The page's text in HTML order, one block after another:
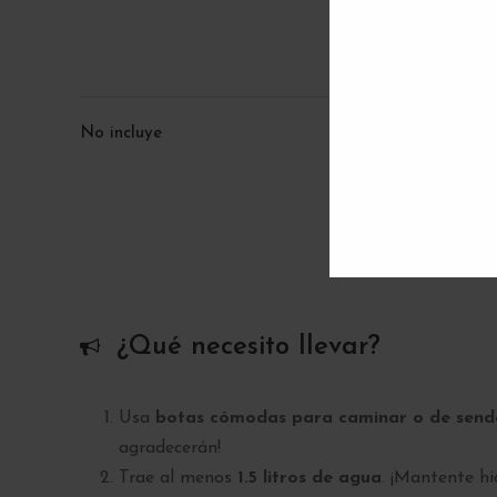
No incluye
¿Qué necesito llevar?
Usa botas cómodas para caminar o de
agradecerán!
Trae al menos 1.5 litros de agua. ¡Mantente